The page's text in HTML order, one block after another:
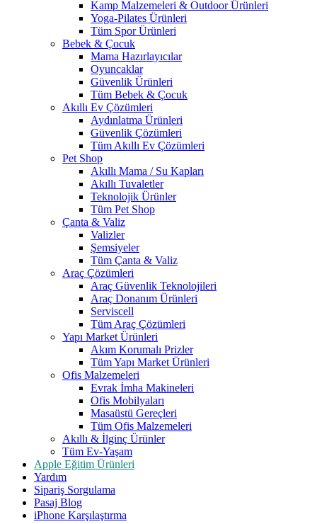
Kamp Malzemeleri & Outdoor Ürünleri
Yoga-Pilates Ürünleri
Tüm Spor Ürünleri
Bebek & Çocuk
Mama Hazırlayıcılar
Oyuncaklar
Güvenlik Ürünleri
Tüm Bebek & Çocuk
Akıllı Ev Çözümleri
Aydınlatma Ürünleri
Güvenlik Çözümleri
Tüm Akıllı Ev Çözümleri
Pet Shop
Akıllı Mama / Su Kapları
Akıllı Tuvaletler
Teknolojik Ürünler
Tüm Pet Shop
Çanta & Valiz
Valizler
Şemsiyeler
Tüm Çanta & Valiz
Araç Çözümleri
Araç Güvenlik Teknolojileri
Araç Donanım Ürünleri
Serviscell
Tüm Araç Çözümleri
Yapı Market Ürünleri
Akım Korumalı Prizler
Tüm Yapı Market Ürünleri
Ofis Malzemeleri
Evrak İmha Makineleri
Ofis Mobilyaları
Masaüstü Gereçleri
Tüm Ofis Malzemeleri
Akıllı & İlginç Ürünler
Tüm Ev-Yaşam
Apple Eğitim Ürünleri
Yardım
Sipariş Sorgulama
Pasaj Blog
iPhone Karşılaştırma